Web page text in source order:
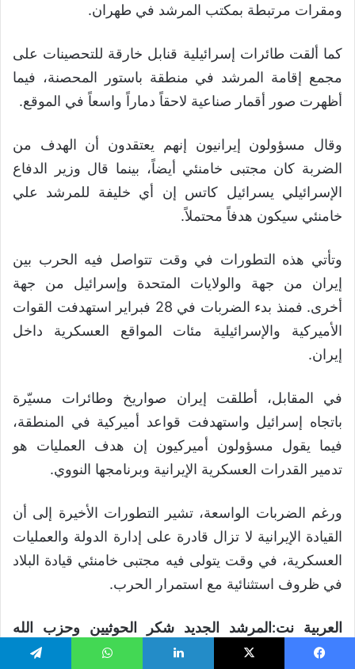
ومقرات مرتبطة بمكتب المرشد في طهران.
كما ألقت طائرات إسرائيلية قنابل خارقة للتحصينات على
مجمع إقامة المرشد في منطقة باستور المحصنة، فيما
أظهرت صور أقمار صناعية لاحقاً دماراً واسعاً في الموقع.
وقال مسؤولون إيرانيون إنهم يعتقدون أن الهدف من
الضربة كان مجتبى خامنئي أيضاً، بينما قال وزير الدفاع
الإسرائيلي يسرائيل كاتس إن أي خليفة للمرشد علي
خامنئي سيكون هدفاً محتملاً.
وتأتي هذه التطورات في وقت تتواصل فيه الحرب بين
إيران من جهة والولايات المتحدة وإسرائيل من جهة
أخرى. فمنذ بدء الضربات في 28 فبراير استهدفت القوات
الأميركية والإسرائيلية مئات المواقع العسكرية داخل
إيران.
في المقابل، أطلقت إيران صواريخ وطائرات مسيّرة
باتجاه إسرائيل واستهدفت قواعد أميركية في المنطقة،
فيما يقول مسؤولون أميركيون إن هدف العمليات هو
تدمير القدرات العسكرية الإيرانية وبرنامجها النووي.
ورغم الضربات الواسعة، تشير التطورات الأخيرة إلى أن
القيادة الإيرانية لا تزال قادرة على إدارة الدولة والعمليات
العسكرية، في وقت يتولى فيه مجتبى خامنئي قيادة البلاد
في ظروف استثنائية مع استمرار الحرب.
العربية نت:المرشد الجديد شكر الحوثيين وحزب الله
والفصائل العراقية واعتبرهم جزءاً من “مشروع إيران”